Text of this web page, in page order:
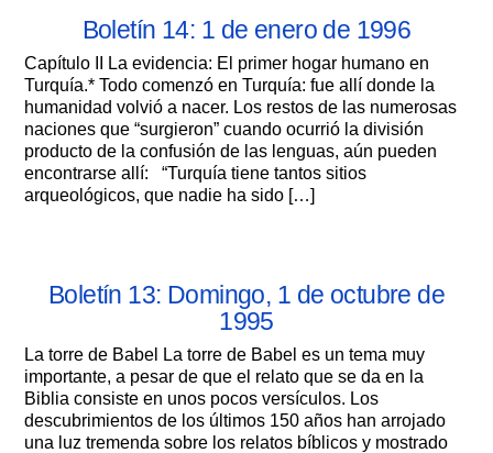
Boletín 14: 1 de enero de 1996
Capítulo II La evidencia: El primer hogar humano en
Turquía.* Todo comenzó en Turquía: fue allí donde la
humanidad volvió a nacer. Los restos de las numerosas
naciones que “surgieron” cuando ocurrió la división
producto de la confusión de las lenguas, aún pueden
encontrarse allí: “Turquía tiene tantos sitios
arqueológicos, que nadie ha sido […]
Boletín 13: Domingo, 1 de octubre de
1995
La torre de Babel La torre de Babel es un tema muy
importante, a pesar de que el relato que se da en la
Biblia consiste en unos pocos versículos. Los
descubrimientos de los últimos 150 años han arrojado
una luz tremenda sobre los relatos bíblicos y mostrado